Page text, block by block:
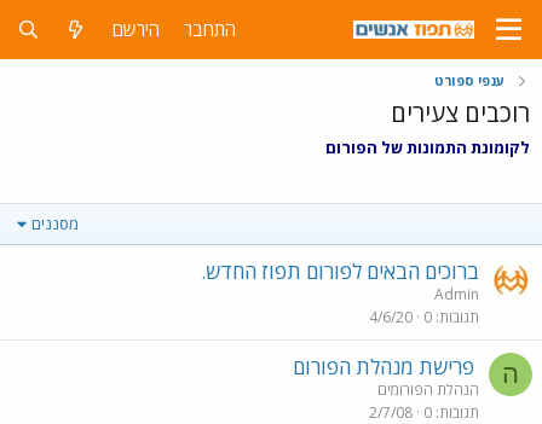
התחבר הירשם
ענפי ספורט
רוכבים צעירים
לקומונת התמונות של הפורום
מסננים
ברוכים הבאים לפורום תפוז החדש.
Admin
תגובות 0
4/6/20
ה פרישת מנהלת הפורום
הנהלת הפורומים
תגובות 0
2/7/08